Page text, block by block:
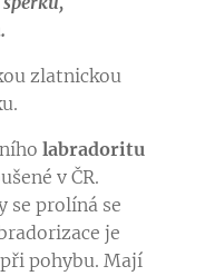
zlatnickou
labradoritu
v ČR.
se prolíná se
je
pohybu. Mají